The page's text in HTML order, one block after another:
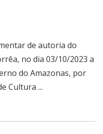
de autoria do
no dia 03/10/2023 a
do Amazonas, por
Cultura ...